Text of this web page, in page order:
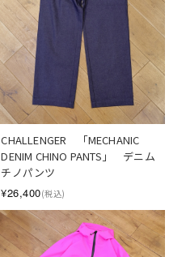
CHALLENGER　「MECHANIC
DENIM CHINO PANTS」　デニム
チノパンツ
¥26,400(税込)